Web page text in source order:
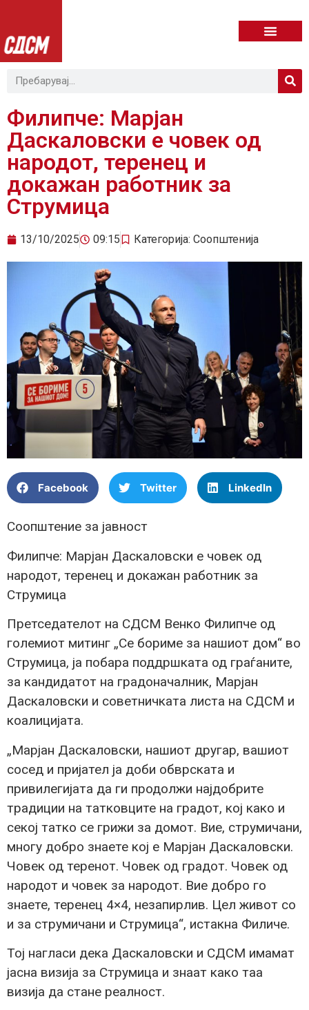
Филипче: Марјан
Даскаловски е човек од
народот, теренец и
докажан работник за
Струмица
13/10/2025 09:15 Категорија: Соопштенија
Facebook Twitter LinkedIn
Соопштение за јавност
Филипче: Марјан Даскаловски е човек од
народот, теренец и докажан работник за
Струмица
Претседателот на СДСМ Венко Филипче од
големиот митинг „Се бориме за нашиот дом“ во
Струмица, ја побара поддршката од граѓаните,
за кандидатот на градоначалник, Марјан
Даскаловски и советничката листа на СДСМ и
коалицијата.
„Марјан Даскаловски, нашиот другар, вашиот
сосед и пријател ја доби обврската и
привилегијата да ги продолжи најдобрите
традиции на татковците на градот, кој како и
секој татко се грижи за домот. Вие, струмичани,
многу добро знаете кој е Марјан Даскаловски.
Човек од теренот. Човек од градот. Човек од
народот и човек за народот. Вие добро го
знаете, теренец 4×4, незапирлив. Цел живот со
и за струмичани и Струмица“, истакна Филиче.
Тој нагласи дека Даскаловски и СДСМ имамат
јасна визија за Струмица и знаат како таа
визија да стане реалност.